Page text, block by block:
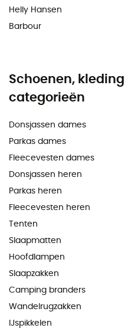
Helly Hansen
Barbour
Schoenen,
categorieën
Donsjassen dames
Parkas dames
Fleecevesten dames
Donsjassen heren
Parkas heren
Fleecevesten heren
Tenten
Slaapmatten
Hoofdlampen
Slaapzakken
Camping branders
Wandelrugzakken
IJspikkelen